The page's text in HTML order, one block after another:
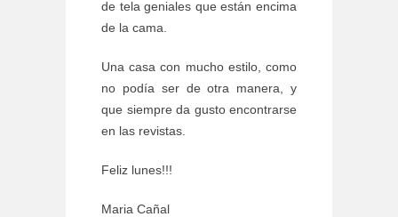
de tela geniales que están encima
de la cama.
Una casa con mucho estilo, como
no podía ser de otra manera, y
que siempre da gusto encontrarse
en las revistas.
Feliz lunes!!!
Maria Cañal